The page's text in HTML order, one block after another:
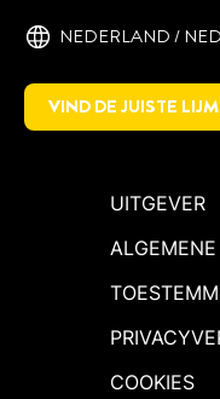
NEDERLAND /
VIND DE JUISTE LIJM
UITGEVER
COOKIES